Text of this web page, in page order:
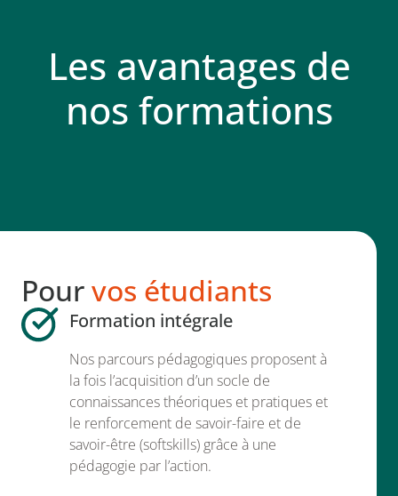
Les avantages de
nos formations
Pourvos étudiants
Formation intégrale
Nos parcours pédagogiques proposent à
la fois l’acquisition d’un socle de
connaissances théoriques et pratiques et
le renforcement de savoir-faire et de
savoir-être (softskills) grâce à une
pédagogie par l’action.